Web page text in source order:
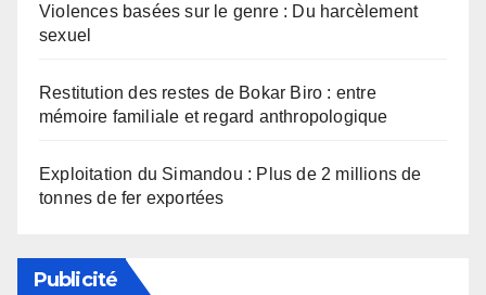
Violences basées sur le genre : Du harcèlement
sexuel
Restitution des restes de Bokar Biro : entre
mémoire familiale et regard anthropologique
Exploitation du Simandou : Plus de 2 millions de
tonnes de fer exportées
Publicité